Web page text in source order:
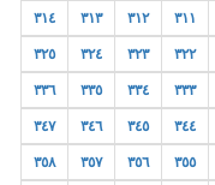
٣١١ ٣١٢ ٣١٣ ٣١٤
٣٢٢ ٣٢٣ ٣٢٤ ٣٢٥
٣٣٣ ٣٣٤ ٣٣٥ ٣٣٦
٣٤٤ ٣٤٥ ٣٤٦ ٣٤٧
٣٥٥ ٣٥٦ ٣٥٧ ٣٥٨